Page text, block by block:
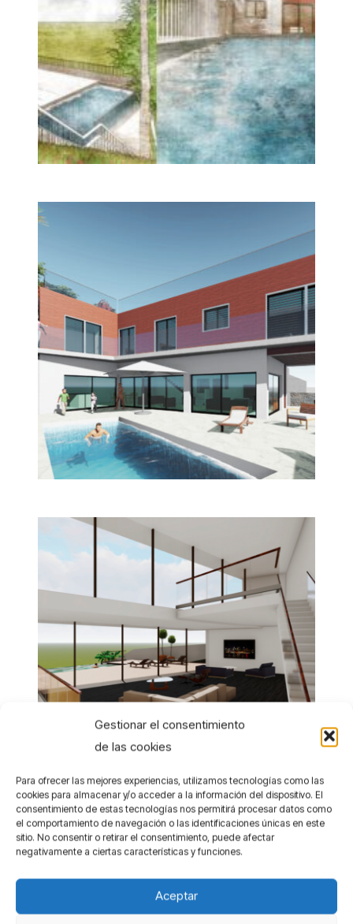
Gestionar el consentimiento
de las cookies
Para ofrecer las mejores experiencias, utilizamos tecnologías como las
cookies para almacenar y/o acceder a la información del dispositivo. El
consentimiento de estas tecnologías nos permitirá procesar datos como
el comportamiento de navegación o las identificaciones únicas en este
sitio. No consentir o retirar el consentimiento, puede afectar
negativamente a ciertas características y funciones.
Aceptar